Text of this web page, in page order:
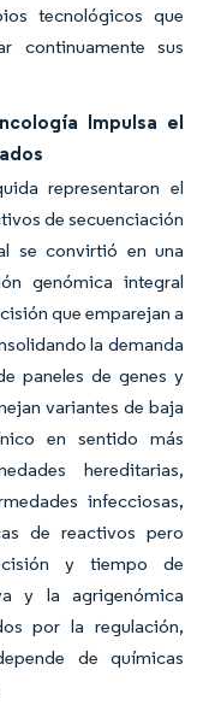
tecnológicos que
continuamente sus
Impulsa el
representaron el
de secuenciación
se convirtió en una
genómica integral
que emparejan a
la demanda
paneles de genes y
variantes de baja
en sentido más
hereditarias,
infecciosas,
de reactivos pero
y tiempo de
y la agrigenómica
por la regulación,
de químicas